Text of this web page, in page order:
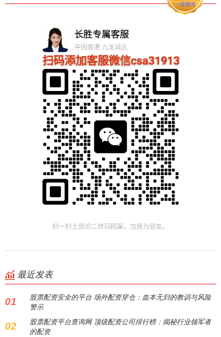
最近发表
01
股票配资安全的平台 场外配资穿仓：血本无归的教训与风险
警示
02
股票配资平台查询网 顶级配资公司排行榜：揭秘行业领军者
的配资